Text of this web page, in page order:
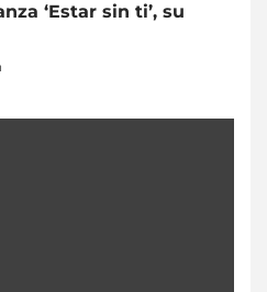
‘Estar sin ti’, su